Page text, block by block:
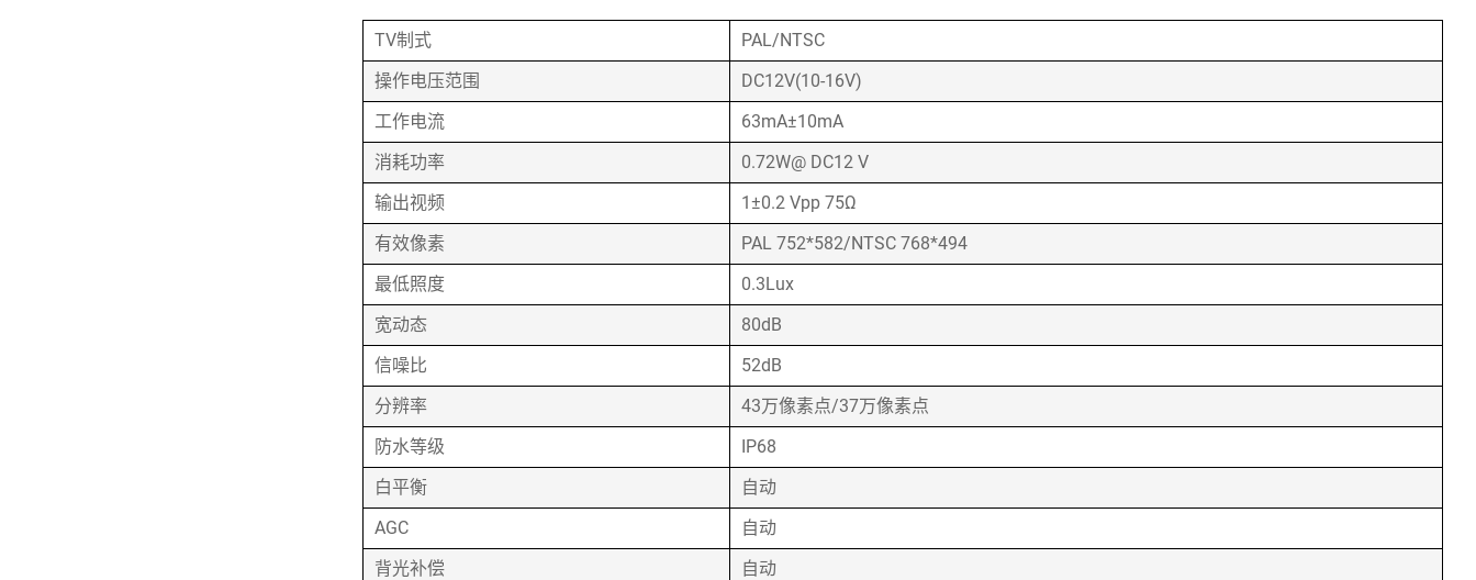
TV制式
PAL/NTSC
操作电压范围
DC12V(10-16V)
工作电流
63mA±10mA
消耗功率
0.72W@ DC12 V
输出视频
1±0.2 Vpp 75Ω
有效像素
PAL 752*582/NTSC 768*494
最低照度
0.3Lux
宽动态
80dB
信噪比
52dB
分辨率
43万像素点/37万像素点
防水等级
IP68
白平衡
自动
AGC
自动
背光补偿
自动